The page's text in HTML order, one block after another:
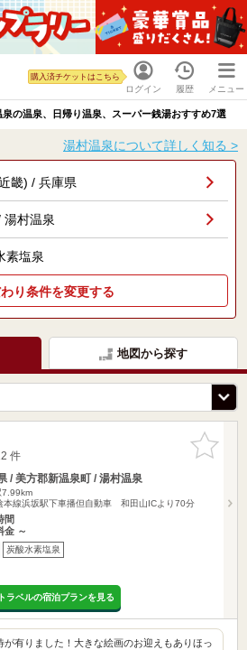
ログイン
購入済チケットはこちら
履歴 メニュー
の温泉、日帰り温泉、スーパー銭湯おすすめ7選
湯村温泉について詳しく知る >
畿) / 兵庫県
湯村温泉
素塩泉
り条件を変更する
地図から探す
お気に入
りに追加
件
/ 美方郡新温泉町 / 湯村温泉
7.99km
本線浜坂駅下車播但自動車 和田山ICより70分
間
金 ～
炭酸水素塩泉
ラベルの宿泊プランを見る
が有りました！大きな絵画のお迎えもありほっ